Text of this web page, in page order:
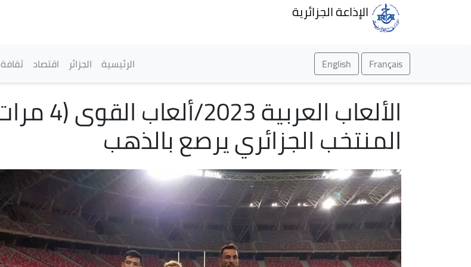
الإذاعة الجزائرية
Français
English القائمة الرئيسية
الرئيسية الجزائر اقتصاد ثقافة
المنتخب الجزائري يرصع بالذهب